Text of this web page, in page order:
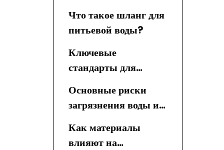
для питья
Что такое шланг для
питьевой воды?
Ключевые
стандарты для
питьевой воды
Основные риски
загрязнения воды из
Как материалы
влияют на